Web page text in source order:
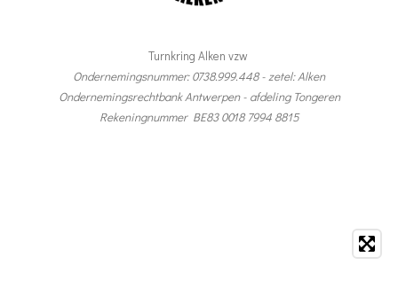
Turnkring Alken vzw
Ondernemingsnummer: 0738.999.448 - zetel: Alken
Ondernemingsrechtbank Antwerpen - afdeling Tongeren
Rekeningnummer BE83 0018 7994 8815